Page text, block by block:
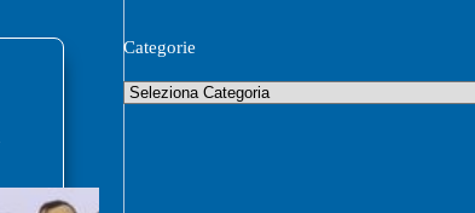
Categorie